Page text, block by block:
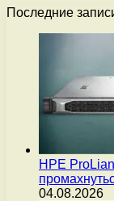
Последние
HPE
04.08.2026